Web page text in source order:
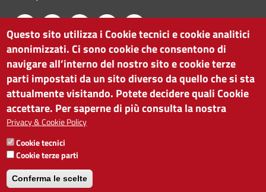
CAMERA DI COMMERCIO DI BOLZANO
via Alto Adige 60 | I-39100 Bolzano
tel. 0471 945 511 |info@camcom.bz.it
Partita IVA: 00376420212
ISTITUTO PER LA PROMOZIONE DELLO
SVILUPPO ECONOMICO
Partita IVA: 01716880214
Questo sito utilizza i Cookie tecnici e cookie analitici
anonimizzati. Ci sono cookie che consentono di
navigare all’interno del nostro sito e cookie terze
parti impostati da un sito diverso da quello che si sta
attualmente visitando. Potete decidere quali Cookie
accettare. Per saperne di più consulta la nostra
Privacy & Cookie Policy
Cookie tecnici
Cookie terze parti
Conferma le scelte